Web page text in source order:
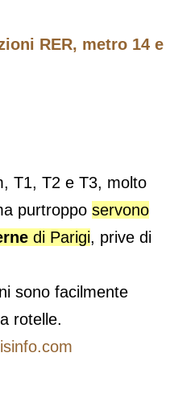
RER, metro 14 e
T1, T2 e T3, molto
purtroppo servono
di Parigi, prive di
sono facilmente
rotelle.